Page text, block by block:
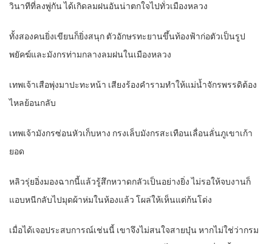
วินาทีที่ลงพู่กัน ได้เกิดลมฝนอันน่าตกใจไปทั่วเมืองหลวง
ทั้งสองคนยิ่งเขียนก็ยิ่งสนุก ตัวอักษรทะยานขึ้นท้องฟ้าก่อตัวเป็นรูป
พยัคฆ์และมังกรท่ามกลางลมฝนในเมืองหลวง
เทพเจ้าเสือพุ่งมาปะทะหน้า เสียงร้องคำรามทำให้แม่น้ำจักรพรรดิต้อง
ไหลย้อนกลับ
เทพเจ้ามังกรซ่อนหัวเก็บหาง กรงเล็บมังกรสะเทือนเลื่อนลั่นภูเขาเก้า
ยอด
หลิวรุ่ยอิ่งมองฉากนี้แล้วรู้สึกหวาดกลัวเป็นอย่างยิ่ง ไม่รอให้จบงานก็
แอบหนีกลับไปมุดผ้าห่มในห้องแล้ว โผล่ให้เห็นแต่ก้นโด่ง
เมื่อได้เจอประสบการณ์เช่นนี้ เขาจึงไม่สนใจสายบุ๋น หากไม่ใช่ว่ากรม